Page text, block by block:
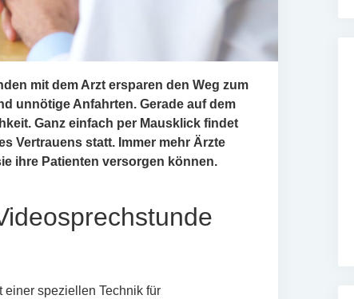
mit dem Arzt ersparen den Weg zum
unnötige Anfahrten. Gerade auf dem
Ganz einfach per Mausklick findet
Vertrauens statt. Immer mehr Ärzte
ihre Patienten versorgen können.
einer speziellen Technik für